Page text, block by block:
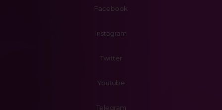
Facebook
Instagram
Twitter
Youtube
Telegram